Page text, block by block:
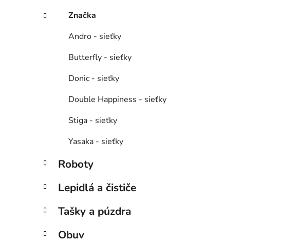
Značka
Andro - sieťky
Butterfly - sieťky
Donic - sieťky
Double Happiness - sieťky
Stiga - sieťky
Yasaka - sieťky
Roboty
Lepidlá a čističe
Tašky a púzdra
Obuv